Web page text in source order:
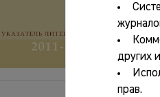
других
прав.